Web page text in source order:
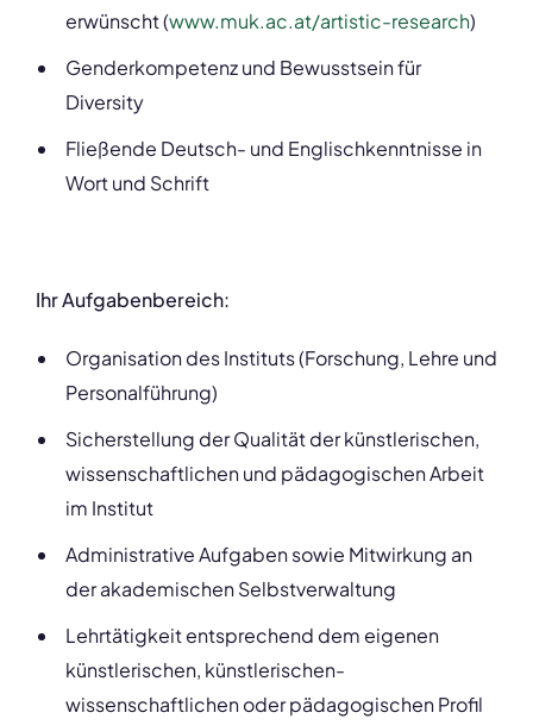
erwünscht (www.muk.ac.at/artistic-research)
Genderkompetenz und Bewusstsein für
Diversity
Fließende Deutsch- und Englischkenntnisse in
Wort und Schrift
Ihr Aufgabenbereich:
Organisation des Instituts (Forschung, Lehre und
Personalführung)
Sicherstellung der Qualität der künstlerischen,
wissenschaftlichen und pädagogischen Arbeit
im Institut
Administrative Aufgaben sowie Mitwirkung an
der akademischen Selbstverwaltung
Lehrtätigkeit entsprechend dem eigenen
künstlerischen, künstlerischen-
wissenschaftlichen oder pädagogischen Profil